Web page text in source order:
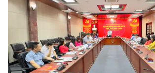
Chọn ngôn ngữ
Vietnamese